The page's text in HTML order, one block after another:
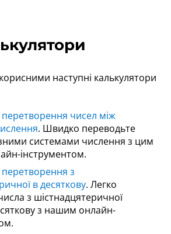
наступні калькулятори
перетворення чисел між
. Швидко переводьте
системами числення з цим
інструментом.
з
в десяткову. Легко
з шістнадцятеричної
з нашим онлайн-